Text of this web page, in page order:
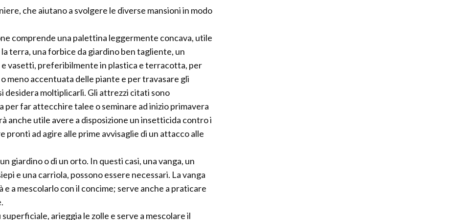
che aiutano a svolgere le diverse mansioni in modo
comprende una palettina leggermente concava, utile
terra, una forbice da giardino ben tagliente, un
vasetti, preferibilmente in plastica e terracotta, per
meno accentuata delle piante e per travasare gli
desidera moltiplicarli. Gli attrezzi citati sono
per far attecchire talee o seminare ad inizio primavera
anche utile avere a disposizione un insetticida contro i
pronti ad agire alle prime avvisaglie di un attacco alle
giardino o di un orto. In questi casi, una vanga, un
e una carriola, possono essere necessari. La vanga
a mescolarlo con il concime; serve anche a praticare
arieggia le zolle e serve a mescolare il